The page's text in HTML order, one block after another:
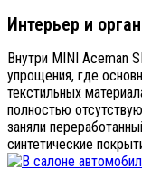
Интерьер и
Внутри MINI Aceman
упрощения, где
текстильных
полностью
заняли
синтетические